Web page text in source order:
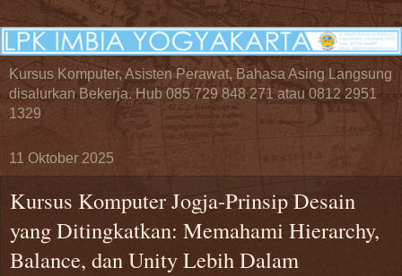
Kursus Komputer, Asisten Perawat, Bahasa Asing Langsung
disalurkan Bekerja. Hub 085 729 848 271 atau 0812 2951
1329
11 Oktober 2025
Kursus Komputer Jogja-Prinsip Desain
yang Ditingkatkan: Memahami Hierarchy,
Balance, dan Unity Lebih Dalam